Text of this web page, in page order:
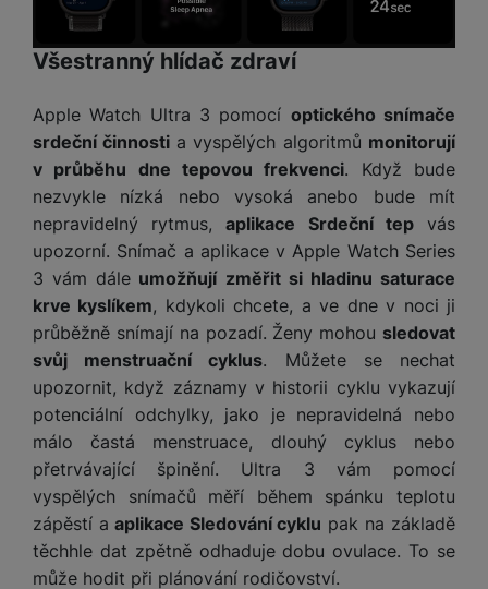
Všestranný hlídač zdraví
Apple Watch Ultra 3 pomocí optického snímače
srdeční činnosti a vyspělých algoritmů monitorují
v průběhu dne tepovou frekvenci. Když bude
nezvykle nízká nebo vysoká anebo bude mít
nepravidelný rytmus,aplikace Srdeční tepvás
upozorní. Snímač a aplikace v Apple Watch Series
3 vám dále umožňují změřit si hladinu saturace
krve kyslíkem, kdykoli chcete, a ve dne v noci ji
průběžně snímají na pozadí. Ženy mohou sledovat
svůj menstruační cyklus. Můžete se nechat
upozornit, když záznamy v historii cyklu vykazují
potenciální odchylky, jako je nepravidelná nebo
málo častá menstruace, dlouhý cyklus nebo
přetrvávající špinění. Ultra 3 vám pomocí
vyspělých snímačů měří během spánku teplotu
zápěstí a aplikace Sledování cyklu pak na základě
těchhle dat zpětně odhaduje dobu ovulace. To se
může hodit při plánování rodičovství.